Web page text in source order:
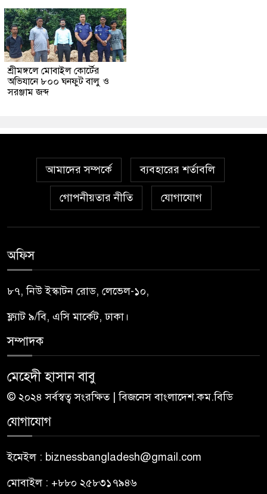
শ্রীমঙ্গলে মোবাইল কোর্টের
অভিযানে ৮০০ ঘনফুট বালু ও
সরঞ্জাম জব্দ
আমাদের সম্পর্কে ব্যবহারের শর্তাবলি
গোপনীয়তার নীতি যোগাযোগ
অফিস
৮৭, নিউ ইস্কাটন রোড, লেভেল-১০,
ফ্ল্যাট ৯/বি, এসি মার্কেট, ঢাকা।
সম্পাদক
মেহেদী হাসান বাবু
© ২০২৪ সর্বস্বত্ব সংরক্ষিত | বিজনেস বাংলাদেশ.কম.বিডি
যোগাযোগ
ইমেইল : biznessbangladesh@gmail.com
মোবাইল : +৮৮০ ২৫৮৩১৭৯৪৬